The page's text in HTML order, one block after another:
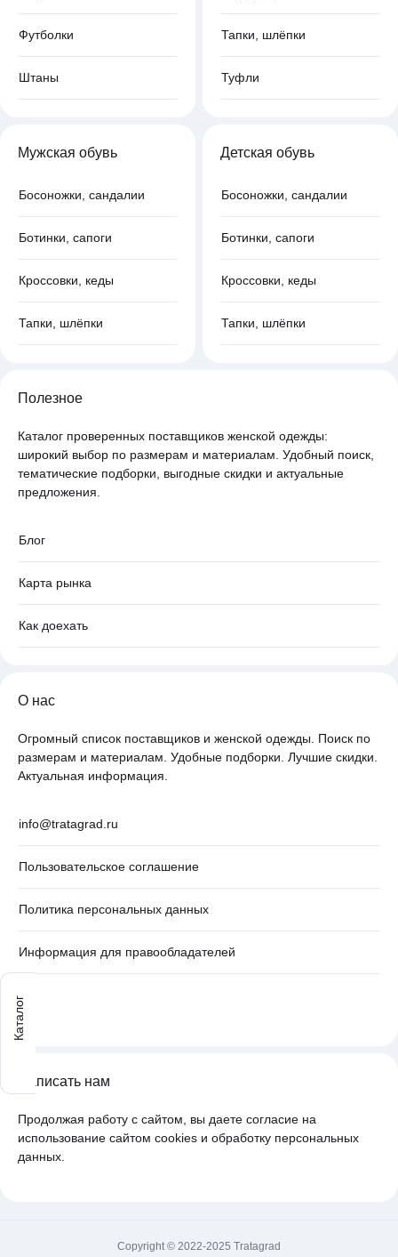
Полезное
Каталог проверенных поставщиков женской одежды:
широкий выбор по размерам и материалам. Удобный поиск,
тематические подборки, выгодные скидки и актуальные
предложения.
Блог
Карта рынка
Как доехать
О нас
Огромный список поставщиков и женской одежды. Поиск по
размерам и материалам. Удобные подборки. Лучшие скидки.
Актуальная информация.
info@tratagrad.ru
Пользовательское соглашение
Политика персональных данных
Информация для правообладателей
Написать нам
Продолжая работу с сайтом, вы даете согласие на
использование сайтом cookies и обработку персональных
данных.
Футболки
Штаны
Тапки, шлёпки
Туфли
Мужская обувь
Босоножки, сандалии
Ботинки, сапоги
Кроссовки, кеды
Тапки, шлёпки
Детская обувь
Босоножки, сандалии
Ботинки, сапоги
Кроссовки, кеды
Тапки, шлёпки
Copyright © 2022-2025 Tratagrad
Каталог